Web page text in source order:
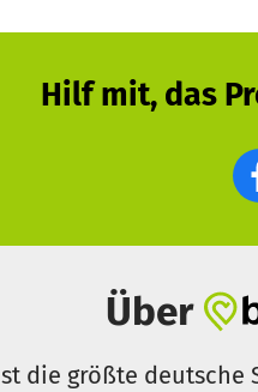
Hilf mit, das
Über
die größte